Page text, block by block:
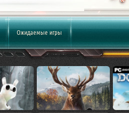
Ожидаемые игры